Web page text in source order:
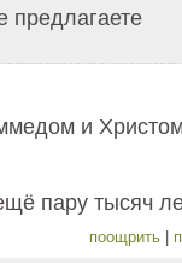
предлагаете
и
пару тысяч
поощрить |